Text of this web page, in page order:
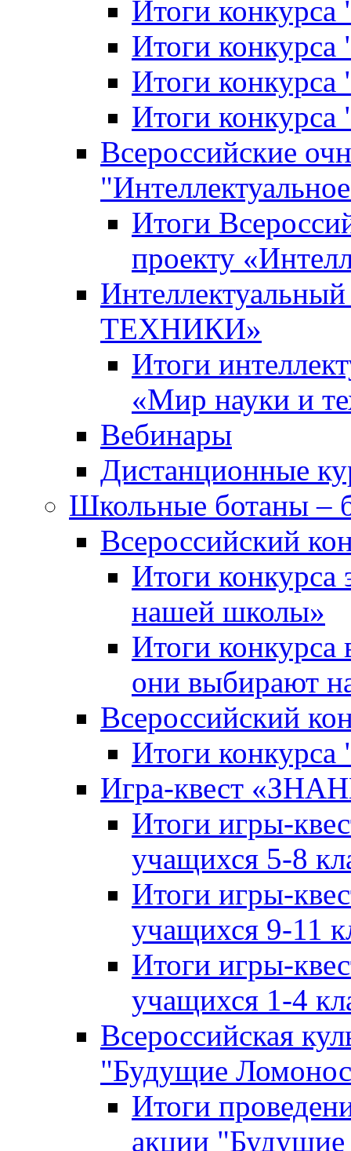
Итоги
Итоги конкурса
Итоги
Итоги
Всероссийские
Итоги
проекту
ТЕХНИКИ»
Итоги
«Мир науки и
Вебинары
Дистанционные
Школьные ботаны –
Всероссийский
Итоги
нашей школы»
Итоги конкурса
они выбирают
Всероссийский
Итоги
Игра-квест
Итоги игры-
учащихся 5-8
Итоги игры-
учащихся 9-11
Итоги игры-
учащихся 1-4
Всероссийская
"Будущие
Итоги
акции